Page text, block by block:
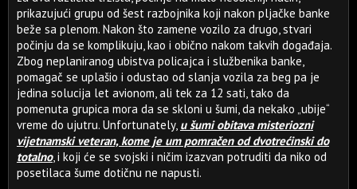
prikazujući grupu od šest razbojnika koji nakon pljačke banke
beže sa plenom. Nakon što zamene vozilo za drugo, stvari
počinju da se komplikuju, kao i obično nakom takvih događaja.
Zbog neplaniranog ubistva policajca i službenika banke,
pomagač se uplašio i odustao od slanja vozila za beg pa je
jedina solucija let avionom, ali tek za 12 sati, tako da
pomenuta grupica mora da se skloni u šumi, da nekako „ubije“
vreme do ujutru. Unfortunately, u šumi obitava misteriozni
vijetnamski veteran, kome je um pomračen od dvotrećinski do
totalno, i koji će se svojski i ničim izazvan potruditi da niko od
posetilaca šume dotičnu ne napusti.